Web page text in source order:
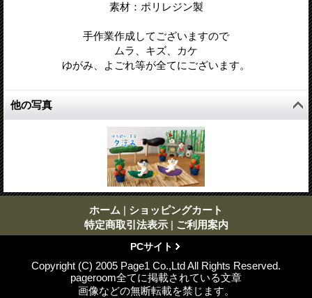
素材：ポリレジン製
手作業作成してございますので
ムラ、キズ、カケ
ゆがみ、よごれ等が全てにございます。
他の写真
ホーム | ショッピングカート
特定商取引法表示 | ご利用案内
PCサイト
Copyright (C) 2005 Page1 Co.,Ltd All Rights Reserved.
pageroom全てに掲載されている文章
画像などの無断転載を禁じます。